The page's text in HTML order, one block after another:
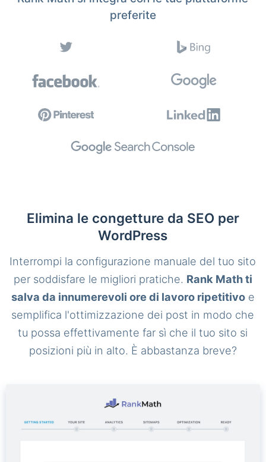
preferite
Elimina le congetture da SEO per
WordPress
Interrompi la configurazione manuale del tuo sito
per soddisfare le migliori pratiche. Rank Math ti
salva da innumerevoli ore di lavoro ripetitivoe
semplifica l'ottimizzazione dei post in modo che
tu possa effettivamente far sì che il tuo sito si
posizioni più in alto. È abbastanza breve?